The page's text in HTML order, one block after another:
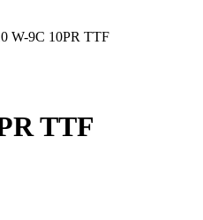
W-9C 10PR TTF
TTF